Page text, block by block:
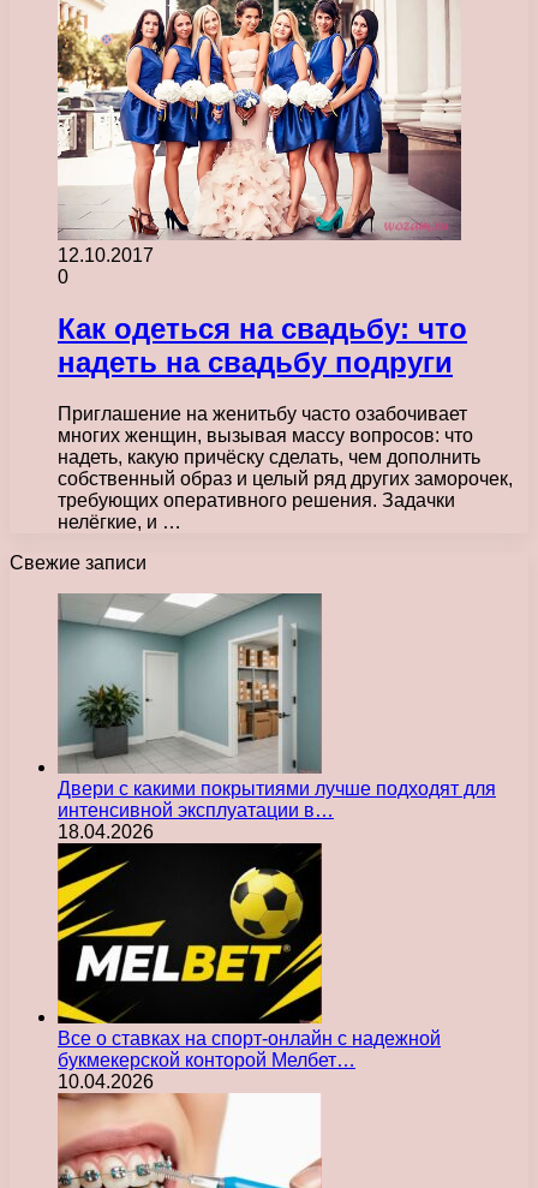
12.10.2017
0
Как одеться на свадьбу: что
надеть на свадьбу подруги
Приглашение на женитьбу часто озабочивает
многих женщин, вызывая массу вопросов: что
надеть, какую причёску сделать, чем дополнить
собственный образ и целый ряд других заморочек,
требующих оперативного решения. Задачки
нелёгкие, и …
Свежие записи
Двери с какими покрытиями лучше подходят для
интенсивной эксплуатации в…
18.04.2026
Все о ставках на спорт-онлайн с надежной
букмекерской конторой Мелбет…
10.04.2026